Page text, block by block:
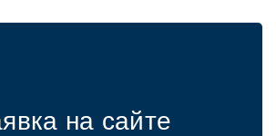
на сайте